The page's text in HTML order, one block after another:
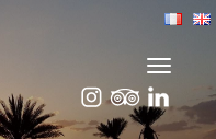
Toggle